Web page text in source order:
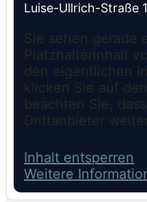
Luise-Ullrich-Straße
Sie sehen gerade
Platzhalterinhalt
den eigentlichen
klicken Sie auf
beachten Sie,
Drittanbieter
Inhalt entsperren
Weitere